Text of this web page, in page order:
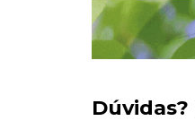
Dúvidas?